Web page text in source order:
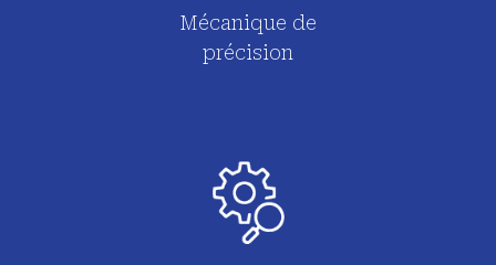
Mécanique de
précision